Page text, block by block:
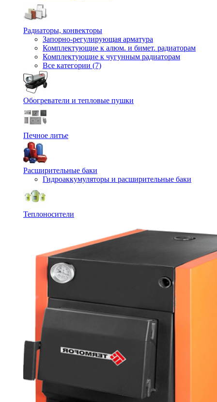
Радиаторы, конвекторы
Запорно-регулирующая арматура
Комплектующие к алюм. и бимет. радиаторам
Комплектующие к чугунным радиаторам
Все категории (7)
Обогреватели и тепловые пушки
Печное литье
Расширительные баки
Гидроаккумуляторы и расширительные баки
Теплоносители